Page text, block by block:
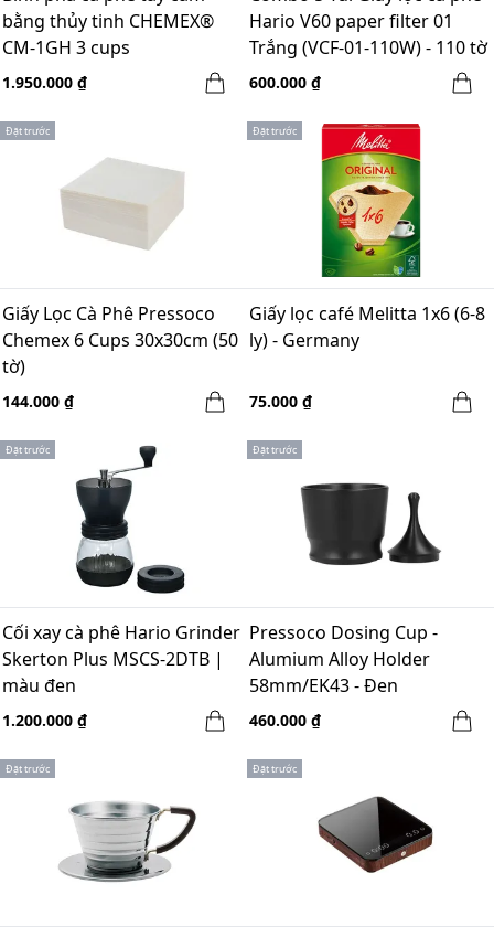
bằng thủy tinh CHEMEX®
CM-1GH 3 cups
1.950.000 ₫
Hario V60 paper filter 01
Trắng (VCF-01-110W) - 110 tờ
- mẫu mới 2021
600.000 ₫
Đặt trước
Giấy Lọc Cà Phê Pressoco
Chemex 6 Cups 30x30cm (50
tờ)
144.000 ₫
Đặt trước
Giấy lọc café Melitta 1x6 (6-8
ly) - Germany
75.000 ₫
Đặt trước
Cối xay cà phê Hario Grinder
Skerton Plus MSCS-2DTB |
màu đen
1.200.000 ₫
Đặt trước
Pressoco Dosing Cup -
Alumium Alloy Holder
58mm/EK43 - Đen
460.000 ₫
Đặt trước Đặt trước